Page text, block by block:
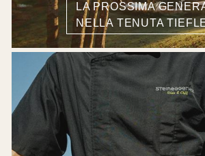
LA PROSSIMA
NELLA TENUTA